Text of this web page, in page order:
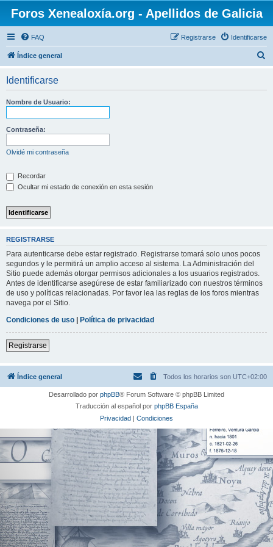
Foros Xenealoxía.org - Apellidos de Galicia
FAQ Identificarse
Registrarse
Índice general
Identificarse
Nombre de Usuario:
Contraseña:
Olvidé mi contraseña
Recordar
Ocultar mi estado de conexión en esta sesión
REGISTRARSE
Para autenticarse debe estar registrado. Registrarse tomará solo unos pocos
segundos y le permitirá un amplio acceso al sistema. La Administración del
Sitio puede además otorgar permisos adicionales a los usuarios registrados.
Antes de identificarse asegúrese de estar familiarizado con nuestros términos
de uso y políticas relacionadas. Por favor lea las reglas de los foros mientras
navega por el Sitio.
Condiciones de uso | Política de privacidad
Registrarse
Índice general Todos los horarios son UTC+02:00
Desarrollado por phpBB® Forum Software © phpBB Limited
Traducción al español por phpBB España
Privacidad | Condiciones